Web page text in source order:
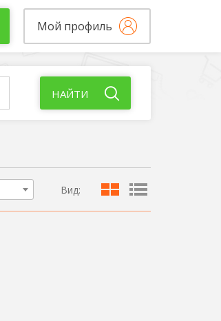
Мой профиль
НАЙТИ
Вид: